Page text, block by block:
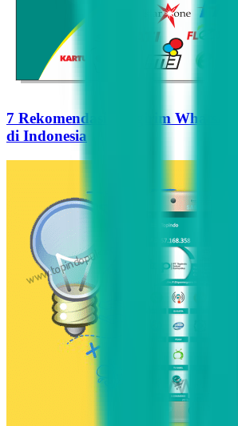
7 Rekomendasi Pengirim
di Indonesia